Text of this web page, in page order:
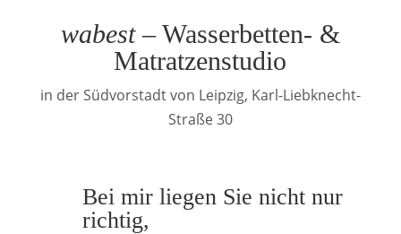
wabest– Wasserbetten- &
Matratzenstudio
in der Südvorstadt von Leipzig, Karl-Liebknecht-
Straße 30
Bei mir liegen Sie nicht nur
richtig,